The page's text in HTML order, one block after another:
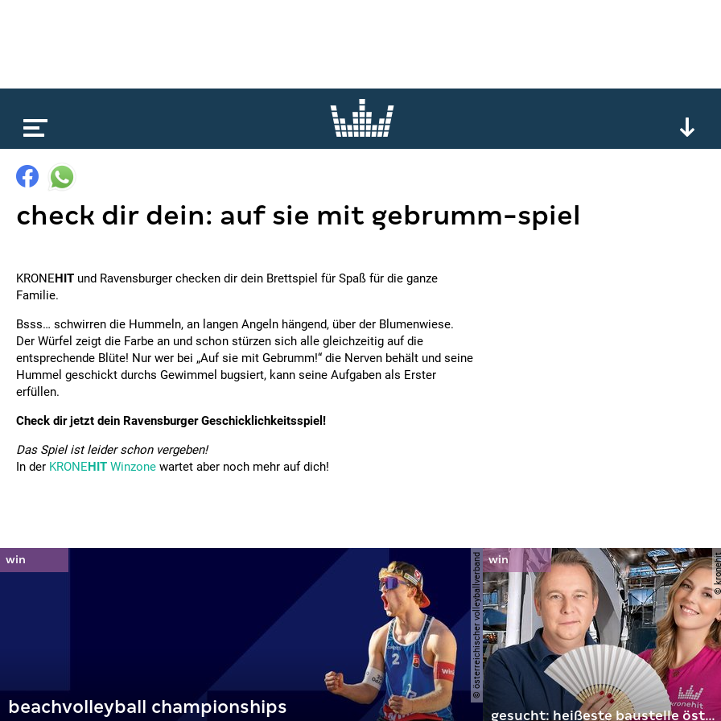
check dir dein: auf sie mit gebrumm-spiel
KRONEHIT und Ravensburger checken dir dein Brettspiel für Spaß für die ganze
Familie.
Bsss… schwirren die Hummeln, an langen Angeln hängend, über der Blumenwiese.
Der Würfel zeigt die Farbe an und schon stürzen sich alle gleichzeitig auf die
entsprechende Blüte! Nur wer bei „Auf sie mit Gebrumm!“ die Nerven behält und seine
Hummel geschickt durchs Gewimmel bugsiert, kann seine Aufgaben als Erster
erfüllen.
Check dir jetzt dein Ravensburger Geschicklichkeitsspiel!
Das Spiel ist leider schon vergeben!
In der KRONEHIT Winzone wartet aber noch mehr auf dich!
© österreichischer volleyballverband
beachvolleyball championships
©
gesucht: heißeste baustelle österreichs